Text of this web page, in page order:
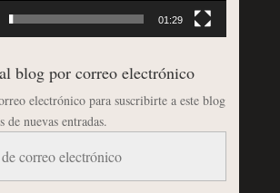
01:29
blog por correo electrónico
electrónico para suscribirte a este blog
nuevas entradas.